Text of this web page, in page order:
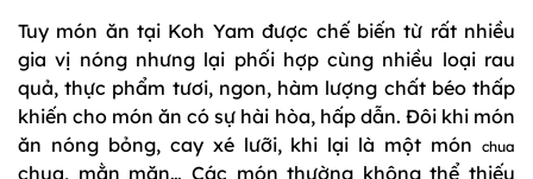
Tuy món ăn tại Koh Yam được chế biến từ rất nhiều
gia vị nóng nhưng lại phối hợp cùng nhiều loại rau
quả, thực phẩm tươi, ngon, hàm lượng chất béo thấp
khiến cho món ăn có sự hài hòa, hấp dẫn. Đôi khi món
ăn nóng bỏng, cay xé lưỡi, khi lại là một món chua
chua, mằn mặn… Các món thường không thể thiếu